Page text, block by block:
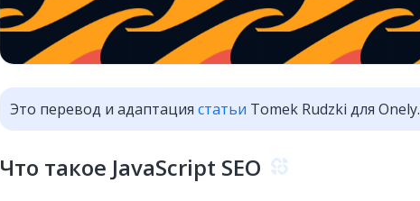
Это перевод и адаптация статьи Tomek Rudzki для Onely.
Что такое JavaScript SEO